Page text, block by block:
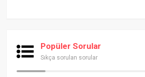
Popüler Sorular
Sıkça sorulan sorular